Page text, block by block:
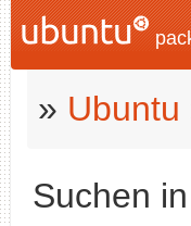
» Ubuntu
Suchen